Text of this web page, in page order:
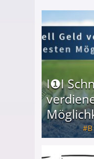
I❶I
B